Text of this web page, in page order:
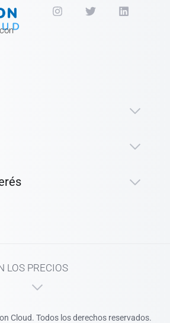
Cloud. Todos los derechos reservados.
LOS PRECIOS